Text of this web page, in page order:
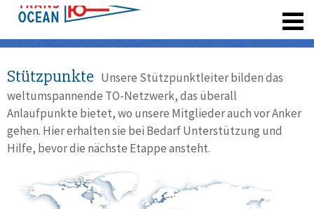
Stützpunkte Unsere Stützpunktleiter bilden das
weltumspannende TO-Netzwerk, das überall
Anlaufpunkte bietet, wo unsere Mitglieder auch vor Anker
gehen. Hier erhalten sie bei Bedarf Unterstützung und
Hilfe, bevor die nächste Etappe ansteht.